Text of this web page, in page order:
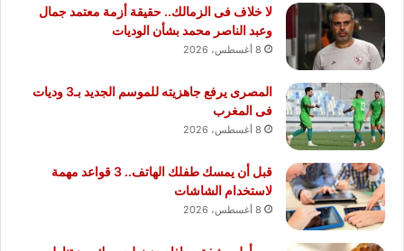
لا خلاف فى الزمالك.. حقيقة أزمة معتمد جمال
وعبد الناصر محمد بشأن الوديات
8 أغسطس، 2026
المصرى يرفع جاهزيته للموسم الجديد بـ3 وديات
فى المغرب
8 أغسطس، 2026
قبل أن يمسك طفلك الهاتف.. 3 قواعد مهمة
لاستخدام الشاشات
8 أغسطس، 2026